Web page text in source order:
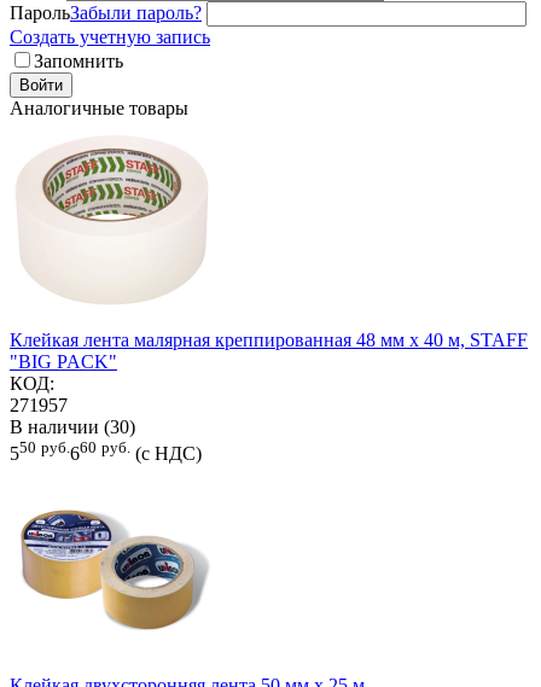
ПарольЗабыли пароль?
Создать учетную запись
Запомнить
Войти
Аналогичные товары
Клейкая лента малярная креппированная 48 мм x 40 м, STAFF
"BIG PACK"
КОД:
271957
В наличии (30)
550 руб.660 руб. (с НДС)